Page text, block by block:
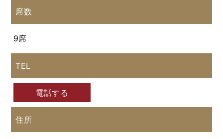
席数
9席
TEL
電話する
住所